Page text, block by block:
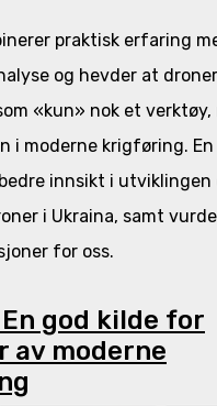
praktisk erfaring
og hevder at
«kun» nok et verktøy,
i moderne krigføring. En
innsikt i utviklingen
i Ukraina, samt
for oss.
god kilde for
av moderne